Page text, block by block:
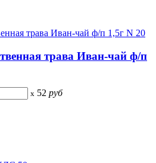
трава Иван-чай ф/п
x 52 руб